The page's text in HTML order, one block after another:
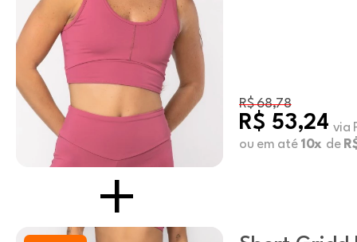
R$ 68,78
R$ 53,24 via
ou em até 10x de